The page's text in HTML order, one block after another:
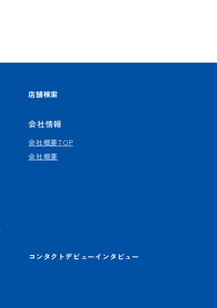
店舗検索
会社情報
会社概要TOP
会社概要
コンタクトデビューインタビュー